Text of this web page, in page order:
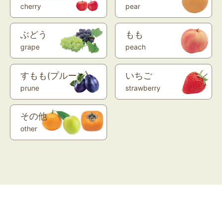
cherry pear
ぶどう
grape
もも
peach
すもも(プルーン)
prune
いちご
strawberry
その他
other